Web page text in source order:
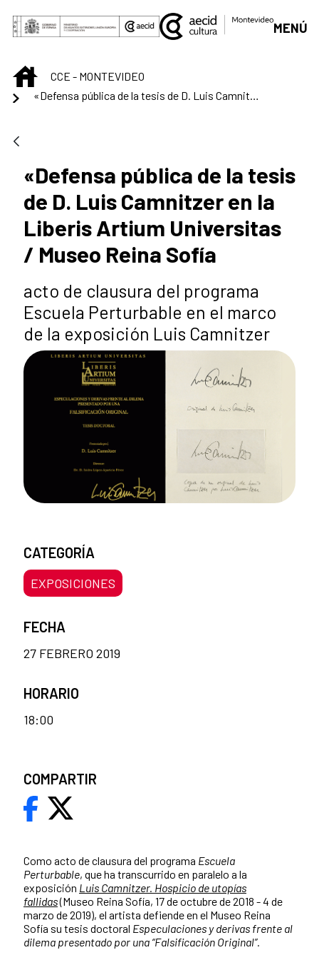
Saltar al contenido principal
MENÚ
INICIOCCE - MONTEVIDEO
«Defensa pública de la tesis de D. Luis Camnitzer en la Liberis Artium Universitas / Museo Reina Sofía
«Defensa pública de la tesis
de D. Luis Camnitzer en la
Liberis Artium Universitas
/ Museo Reina Sofía
acto de clausura del programa
Escuela Perturbable en el marco
de la exposición Luis Camnitzer
Como acto de clausura del programa Escuela
Perturbable, que ha transcurrido en paralelo a la
exposición Luis Camnitzer. Hospicio de utopías
fallidas(Museo Reina Sofía, 17 de octubre de 2018 - 4 de
marzo de 2019), el artista defiende en el Museo Reina
Sofía su tesis doctoral Especulaciones y derivas frente al
dilema presentado por una “Falsificación Original”.
CATEGORÍA
EXPOSICIONES
FECHA
27 FEBRERO 2019
HORARIO
18:00
COMPARTIR